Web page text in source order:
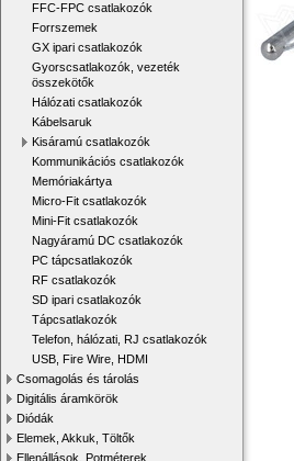
FFC-FPC csatlakozók
Forrszemek
GX ipari csatlakozók
Gyorscsatlakozók, vezeték
összekötők
Hálózati csatlakozók
Kábelsaruk
Kisáramú csatlakozók
Kommunikációs csatlakozók
Memóriakártya
Micro-Fit csatlakozók
Mini-Fit csatlakozók
Nagyáramú DC csatlakozók
PC tápcsatlakozók
RF csatlakozók
SD ipari csatlakozók
Tápcsatlakozók
Telefon, hálózati, RJ csatlakozók
USB, Fire Wire, HDMI
Csomagolás és tárolás
Digitális áramkörök
Diódák
Elemek, Akkuk, Töltők
Ellenállások, Potméterek